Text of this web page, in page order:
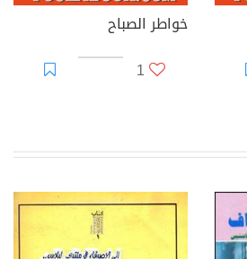
خواطر الصباح
1